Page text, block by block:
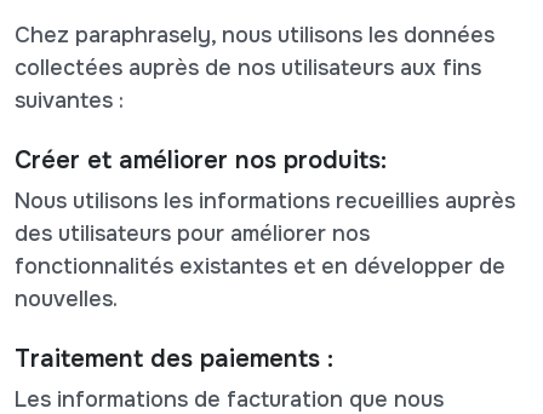
Chez paraphrasely, nous utilisons les données
collectées auprès de nos utilisateurs aux fins
suivantes :
Créer et améliorer nos produits:
Nous utilisons les informations recueillies auprès
des utilisateurs pour améliorer nos
fonctionnalités existantes et en développer de
nouvelles.
Traitement des paiements :
Les informations de facturation que nous